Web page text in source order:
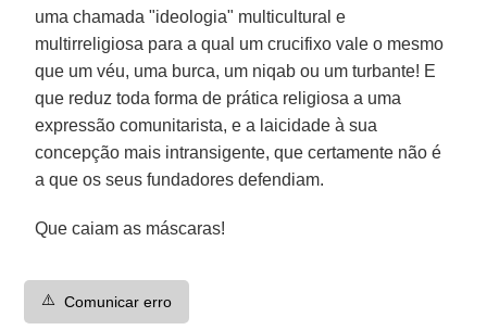
uma chamada "ideologia" multicultural e
multirreligiosa para a qual um crucifixo vale o mesmo
que um véu, uma burca, um niqab ou um turbante! E
que reduz toda forma de prática religiosa a uma
expressão comunitarista, e a laicidade à sua
concepção mais intransigente, que certamente não é
a que os seus fundadores defendiam.
Que caiam as máscaras!
⚠️ Comunicar erro